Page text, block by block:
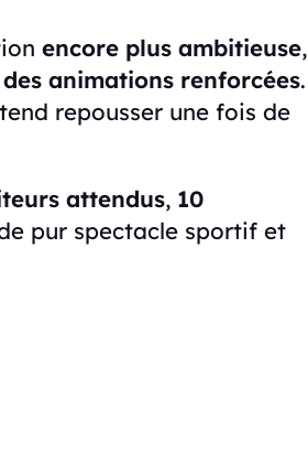
encore plus ambitieuse,
des animations renforcées.
repousser une fois de
attendus, 10
pur spectacle sportif et